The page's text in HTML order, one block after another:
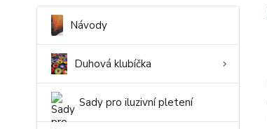
Návody
Duhová klubíčka
Sady pro iluzivní pletení